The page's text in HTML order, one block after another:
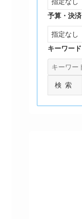
予算・決済
キーワード
検索